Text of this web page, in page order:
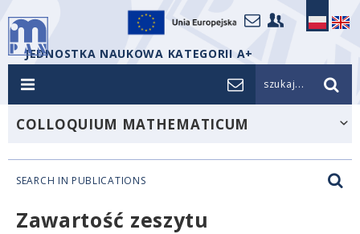
JEDNOSTKA NAUKOWA KATEGORII A+
szukaj...
COLLOQUIUM MATHEMATICUM
SEARCH IN PUBLICATIONS
Zawartość zeszytu